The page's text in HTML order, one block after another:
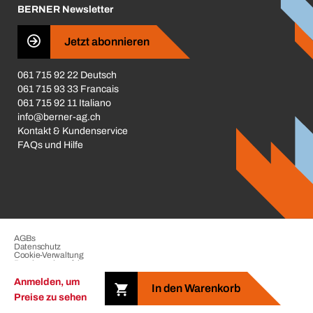
Anmelden, um
Preise zu sehen
In den Warenkorb
Business Conduct
BERNER Newsletter
Jetzt abonnieren
061 715 92 22 Deutsch
061 715 93 33 Francais
061 715 92 11 Italiano
info@berner-ag.ch
Kontakt & Kundenservice
FAQs und Hilfe
Copyright © 2026 der BERNER Gruppe. Alle Rechte vorbehalten.
AGBs
Datenschutz
Cookie-Verwaltung
Beschwerdeverfahren